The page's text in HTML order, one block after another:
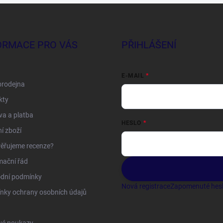
PRO VÁS
a platba
zboží
recenze?
řád
podmínky
ochrany osobních údajů
PŘIHLÁŠENÍ
E-MAIL
HESLO
Nová registraceZapomenuté